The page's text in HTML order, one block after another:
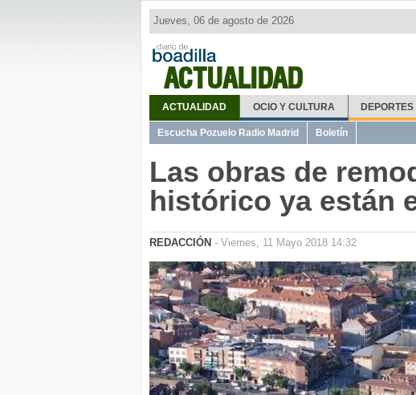
ACTUALIDAD
Jueves, 06 de agosto de 2026
ACTUALIDAD OCIO Y CULTURA DEPORTES
Escucha Pozuelo Radio Madrid Boletín
Las obras de
histórico ya están
REDACCIÓN - Viernes, 11 Mayo 2018 14:32